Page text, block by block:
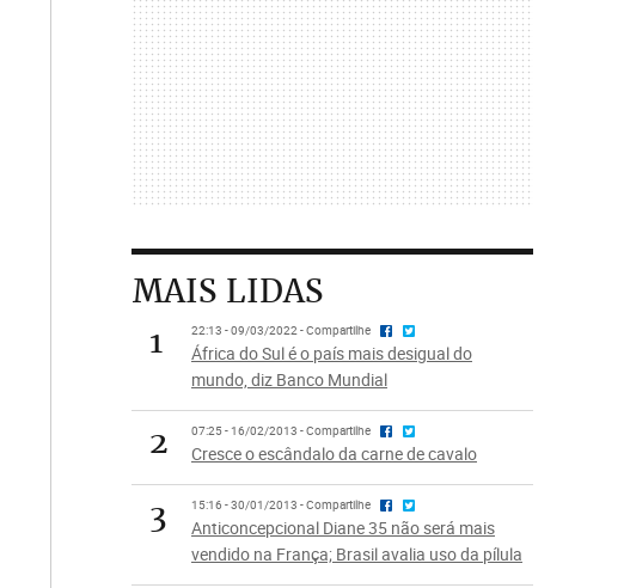
MAIS LIDAS
1
22:13 - 09/03/2022 - Compartilhe
África do Sul é o país mais desigual do
mundo, diz Banco Mundial
2 07:25 - 16/02/2013 - Compartilhe
Cresce o escândalo da carne de cavalo
3 15:16 - 30/01/2013 - Compartilhe
Anticoncepcional Diane 35 não será mais
vendido na França; Brasil avalia uso da pílula